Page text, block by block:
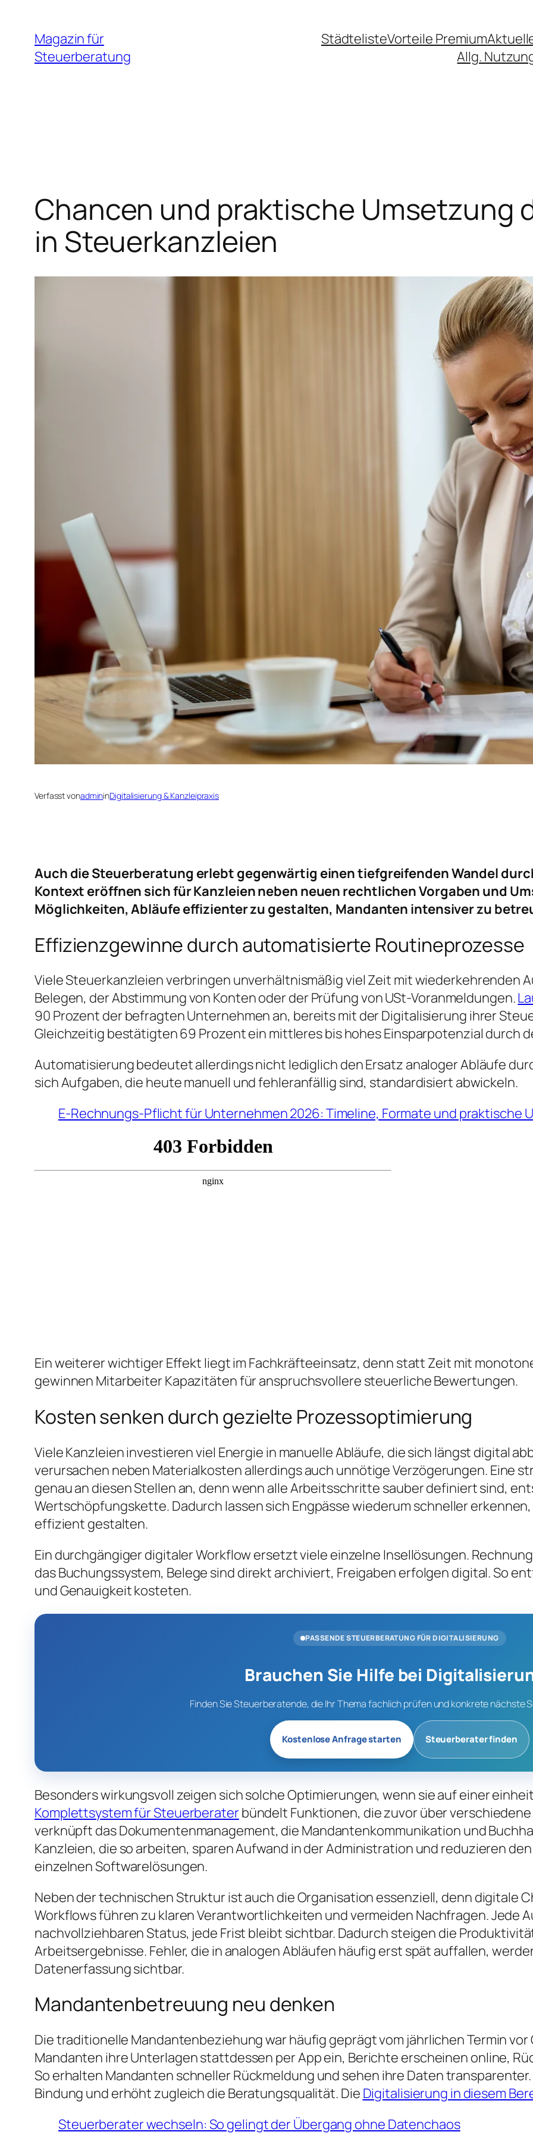
Inhalt
springen
Magazin für
Steuerberatung
StädtelisteVorteile Premium
Allg.
Chancen und praktische Umsetzung
in Steuerkanzleien
Verfasst vonadmininDigitalisierung & Kanzleipraxis
Auch die Steuerberatung erlebt gegenwärtig einen tiefgreifenden Wandel
Kontext eröffnen sich für Kanzleien neben neuen rechtlichen Vorgaben und
Möglichkeiten, Abläufe effizienter zu gestalten, Mandanten intensiver zu
Effizienzgewinne durch automatisierte Routineprozesse
Viele Steuerkanzleien verbringen unverhältnismäßig viel Zeit mit wiederkehrenden
Belegen, der Abstimmung von Konten oder der Prüfung von USt-Voranmeldungen.
90 Prozent der befragten Unternehmen an, bereits mit der Digitalisierung ihrer
Gleichzeitig bestätigten 69 Prozent ein mittleres bis hohes Einsparpotenzial durch
Automatisierung bedeutet allerdings nicht lediglich den Ersatz analoger Abläufe
sich Aufgaben, die heute manuell und fehleranfällig sind, standardisiert abwickeln.
E-Rechnungs-Pflicht für Unternehmen 2026: Timeline, Formate und praktische
Ein weiterer wichtiger Effekt liegt im Fachkräfteeinsatz, denn statt Zeit mit
gewinnen Mitarbeiter Kapazitäten für anspruchsvollere steuerliche Bewertungen.
Kosten senken durch gezielte Prozessoptimierung
Viele Kanzleien investieren viel Energie in manuelle Abläufe, die sich längst digital
verursachen neben Materialkosten allerdings auch unnötige Verzögerungen. Eine
genau an diesen Stellen an, denn wenn alle Arbeitsschritte sauber definiert sind,
Wertschöpfungskette. Dadurch lassen sich Engpässe wiederum schneller
effizient gestalten.
Ein durchgängiger digitaler Workflow ersetzt viele einzelne Insellösungen.
das Buchungssystem, Belege sind direkt archiviert, Freigaben erfolgen digital. So
und Genauigkeit kosteten.
PASSENDE STEUERBERATUNG FÜR DIGITALISIERUNG
Brauchen Sie Hilfe bei
Finden Sie Steuerberatende, die Ihr Thema fachlich prüfen und konkrete nächste
Kostenlose Anfrage starten Steuerberater finden
Besonders wirkungsvoll zeigen sich solche Optimierungen, wenn sie auf einer
Komplettsystem für Steuerberaterbündelt Funktionen, die zuvor über
verknüpft das Dokumentenmanagement, die Mandantenkommunikation und
Kanzleien, die so arbeiten, sparen Aufwand in der Administration und reduzieren
einzelnen Softwarelösungen.
Neben der technischen Struktur ist auch die Organisation essenziell, denn digitale
Workflows führen zu klaren Verantwortlichkeiten und vermeiden Nachfragen. Jede
nachvollziehbaren Status, jede Frist bleibt sichtbar. Dadurch steigen die
Arbeitsergebnisse. Fehler, die in analogen Abläufen häufig erst spät auffallen,
Datenerfassung sichtbar.
Mandantenbetreuung neu denken
Die traditionelle Mandantenbeziehung war häufig geprägt vom jährlichen Termin
Mandanten ihre Unterlagen stattdessen per App ein, Berichte erscheinen online,
So erhalten Mandanten schneller Rückmeldung und sehen ihre Daten
Bindung und erhöht zugleich die Beratungsqualität. Die Digitalisierung in diesem
Steuerberater wechseln: So gelingt der Übergang ohne Datenchaos